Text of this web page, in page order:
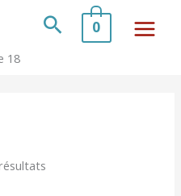
Rechercher
0
18